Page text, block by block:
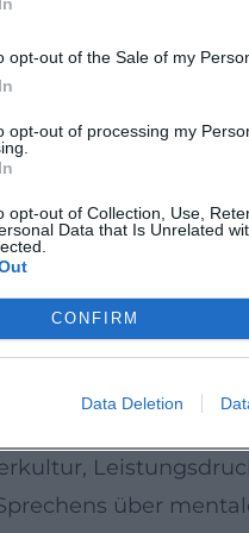
opt-out of the Sale of my
opt-out of processing my
opt-out of Collection, Use,
Data that Is Unrelated
CONFIRM
Data Deletion
humorvoll,
Evidenz,
seiner Shows
in
Podcast, TV –
Relevanz
erreicht
ist seine Arbeit
über